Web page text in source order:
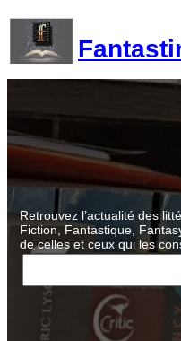
contenu
Retrouvez l’actualité des
Fiction, Fantastique,
de celles et ceux qui les
R
c